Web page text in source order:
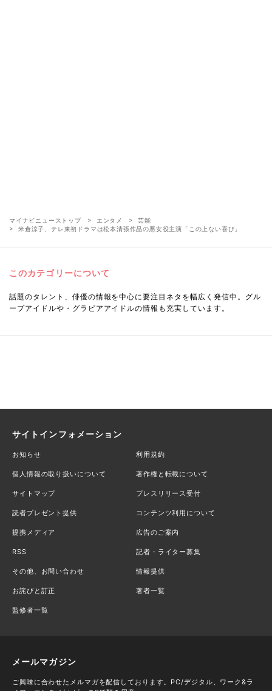
マイナビニューストップ エンタメ
芸能
米倉涼子、テレ東初ドラマは松本清張作品の悪女役主演「この上ない喜び」
このカテゴリーについて
話題のタレント、俳優の情報を中心に要注目ネタを幅広く発信中。グル
ープアイドルや・グラビアアイドルの情報も充実しています。
サイトインフォメーション
お知らせ 利用規約
個人情報の取り扱いについて 著作権と転載について
サイトマップ プレスリリース受付
読者プレゼント提供 コンテンツ利用について
提携メディア 広告のご案内
RSS 記者・ライター募集
その他、お問い合わせ 情報提供
お詫びと訂正 著者一覧
監修者一覧
メールマガジン
ご興味に合わせたメルマガを配信しております。PC/デジタル、ワーク&ラ